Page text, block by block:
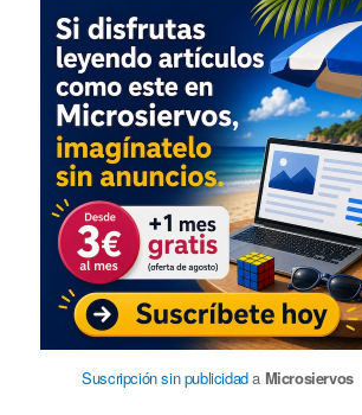
Suscripción sin publicidada Microsiervos